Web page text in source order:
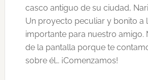
casco antiguo de su ciudad,
Un proyecto peculiar y bonito a
importante para nuestro amigo.
de la pantalla porque te
sobre él… ¡Comenzamos!